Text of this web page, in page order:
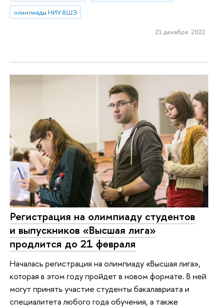
олимпиады НИУ ВШЭ
21 декабря 2022
Регистрация на олимпиаду студентов
и выпускников «Высшая лига»
продлится до 21 февраля
Началась регистрация на олимпиаду «Высшая лига»,
которая в этом году пройдет в новом формате. В ней
могут принять участие студенты бакалавриата и
специалитета любого года обучения, а также